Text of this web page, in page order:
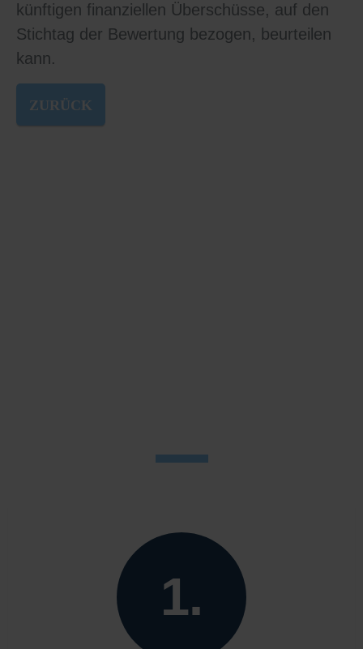
künftigen finanziellen Überschüsse, auf den
Stichtag der Bewertung bezogen, beurteilen
kann.
ZURÜCK
1.